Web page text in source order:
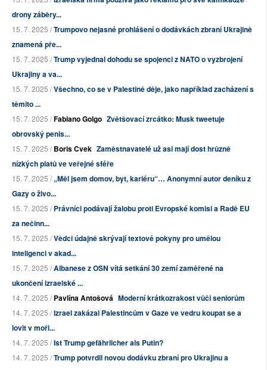
drony záběry...
15. 7. 2025 /Trumpovo nejasné prohlášení o dodávkách zbraní Ukrajině
znamená pře...
15. 7. 2025 /Trump vyjednal dohodu se spojenci z NATO o vyzbrojení
Ukrajiny a va...
15. 7. 2025 /Všechno, co se v Palestině děje, jako například zacházení s
těmito ...
15. 7. 2025 /Fabiano Golgo Zvětšovací zrcátko: Musk tweetuje
obrovský penis...
15. 7. 2025 /Boris Cvek Zaměstnavatelé už asi mají dost hrůzně
nízkých platů ve veřejné sféře
15. 7. 2025 /„Měl jsem domov, byt, kariéru“… Anonymní autor deníku z
Gazy o živo...
15. 7. 2025 /Právníci podávají žalobu proti Evropské komisi a Radě EU
za nečinn...
15. 7. 2025 /Vědci údajně skrývají textové pokyny pro umělou
inteligenci v akad...
15. 7. 2025 /Albanese z OSN vítá setkání 30 zemí zaměřené na
ukončení izraelské ...
14. 7. 2025 /Pavlína Antošová Moderní krátkozrakost vůči seniorům
14. 7. 2025 /Izrael zakázal Palestincům v Gaze ve vedru koupat se a
lovit v moři...
14. 7. 2025 /Ist Trump gefährlicher als Putin?
14. 7. 2025 /Trump potvrdil novou dodávku zbraní pro Ukrajinu a